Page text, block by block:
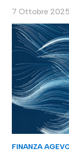
7 Ottobre 2025
FINANZA